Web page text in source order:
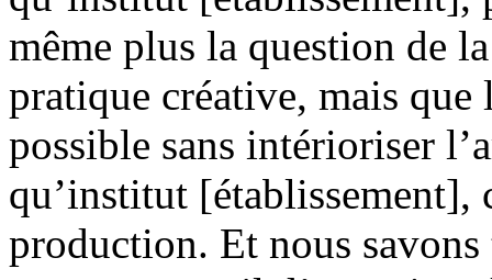
même plus la question de
pratique créative, mais que
possible sans intérioriser
qu’institut
production. Et nous